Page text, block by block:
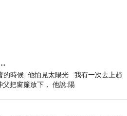
的時候: 他怕見太陽光 我有一次去上趙
父把窗簾放下， 他說:陽